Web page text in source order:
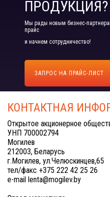
ПРОДУКЦИЯ?
Мы рады новым бизнес-
прайс
и начнем сотрудничество!
ЗАПРОС НА ПРАЙС-ЛИСТ
КОНТАКТНАЯ
Открытое акционерное
УНП 700002794
Могилев
212003, Беларусь
г.Могилев, ул.Челюскинцев,65
тел/факс +375 222 42 25 26
e-mail lenta@mogilev.by